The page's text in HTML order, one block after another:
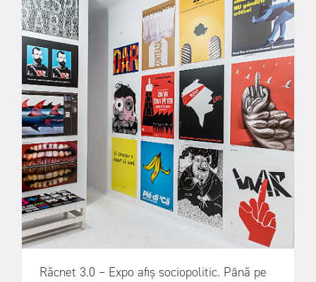
Răcnet 3.0 – Expo afiș sociopolitic. Până pe